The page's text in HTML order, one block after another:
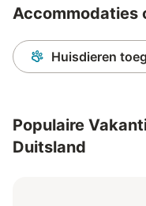
Accommodaties
Huisdieren
Populaire
Duitsland